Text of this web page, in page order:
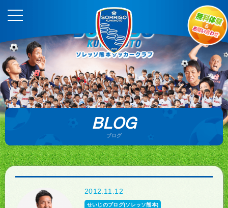
BLOG
ブログ
2012.11.12
せいじのブログ(ソレッソ熊本)